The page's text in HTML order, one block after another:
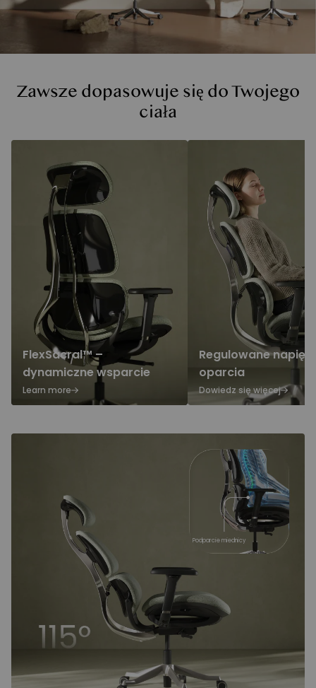
Zawsze dopasowuje się do Twojego
ciała
FlexSacral™ –
dynamiczne wsparcie
Learn more
Regulowane
oparcia
Dowiedz się więcej
Podparcie miednicy